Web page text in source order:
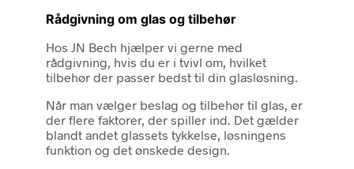
Rådgivning om glas og tilbehør
Hos JN Bech hjælper vi gerne med
rådgivning, hvis du er i tvivl om, hvilket
tilbehør der passer bedst til din glasløsning.
Når man vælger beslag og tilbehør til glas, er
der flere faktorer, der spiller ind. Det gælder
blandt andet glassets tykkelse, løsningens
funktion og det ønskede design.